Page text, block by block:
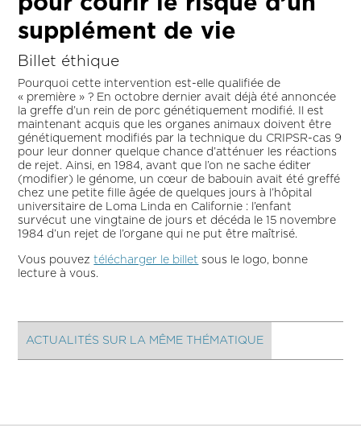
supplément de vie
Billet éthique
Pourquoi cette intervention est-elle qualifiée de
« première » ? En octobre dernier avait déjà été annoncée
la greffe d’un rein de porc génétiquement modifié. Il est
maintenant acquis que les organes animaux doivent être
génétiquement modifiés par la technique du CRIPSR-cas 9
pour leur donner quelque chance d’atténuer les réactions
de rejet. Ainsi, en 1984, avant que l’on ne sache éditer
(modifier) le génome, un cœur de babouin avait été greffé
chez une petite fille âgée de quelques jours à l’hôpital
universitaire de Loma Linda en Californie : l’enfant
survécut une vingtaine de jours et décéda le 15 novembre
1984 d’un rejet de l’organe qui ne put être maîtrisé.
Vous pouveztélécharger le billet sous le logo, bonne
lecture à vous.
ACTUALITÉS SUR LA MÊME THÉMATIQUE